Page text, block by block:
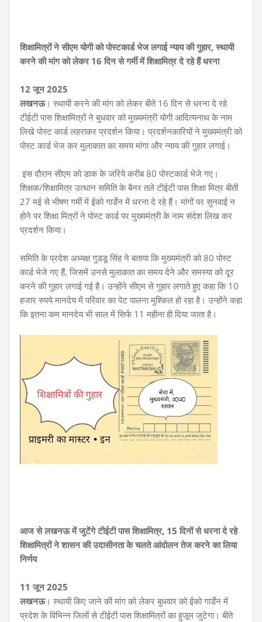
शिक्षामित्रों ने सीएम योगी को पोस्टकार्ड भेज लगाई न्याय की गुहार, स्थायी
करने की मांग को लेकर 16 दिन से गर्मी में शिक्षामित्र दे रहे हैं धरना
12 जून 2025
लखनऊ। स्थायी करने की मांग को लेकर बीते 16 दिन से धरना दे रहे
टीईटी पास शिक्षामित्रों ने बुधवार को मुख्यमंत्री योगी आदित्यनाथ के नाम
लिखे पोस्ट कार्ड लहराकर प्रदर्शन किया। प्रदर्शनकारियों ने मुख्यमंत्री को
पोस्ट कार्ड भेज कर मुलाकात का समय मांगा और न्याय की गुहार लगाई।
इस दौरान सीएम को डाक के जरिये करीब 80 पोस्टकार्ड भेजे गए।
शिक्षक/शिक्षामित्र उत्थान समिति के बैनर तले टीईटी पास शिक्षा मित्र बीती
27 मई से भीषण गर्मी में ईको गार्डेन में धरना दे रहे हैं। मांगों पर सुनवाई न
होने पर शिक्षा मित्रों ने पोस्ट कार्ड पर मुख्यमंत्री के नाम संदेश लिख कर
प्रदर्शन किया।
समिति के प्रदेश अध्यक्ष गुडडू सिंह ने बताया कि मुख्यमंत्री को 80 पोस्ट
कार्ड भेजे गए हैं, जिसमें उनसे मुलाकात का समय देने और समस्या को दूर
करने की गुहार लगाई गई है। उन्होंने सीएम से गुहार लगाते हुए कहा कि 10
हजार रुपये मानदेय में परिवार का पेट पालना मुश्किल हो रहा है। उन्होंने कहा
कि इतना कम मानदेय भी साल में सिर्फ 11 महीना ही दिया जाता है।
आज से लखनऊ में जुटेंगे टीईटी पास शिक्षामित्र, 15 दिनों से धरना दे रहे
शिक्षामित्रों ने शासन की उदासीनता के चलते आंदोलन तेज करने का लिया
निर्णय
11 जून 2025
लखनऊ। स्थायी किए जाने की मांग को लेकर बुधवार को ईको गार्डेन में
प्रदेश के विभिन्न जिलों से टीईटी पास शिक्षामित्रों का हुजूम जुटेगा। बीते